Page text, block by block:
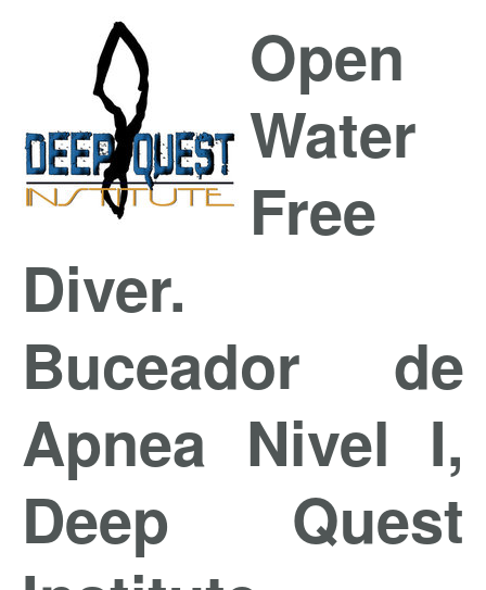
Open
Water
Free
Diver.
Buceador de
Apnea Nivel I,
Deep Quest